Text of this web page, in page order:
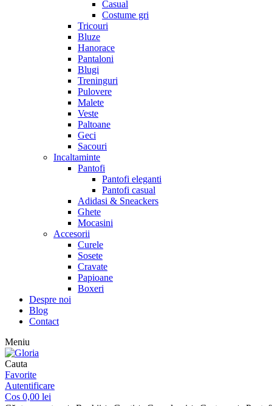
Casual
Costume gri
Tricouri
Bluze
Hanorace
Pantaloni
Blugi
Treninguri
Pulovere
Malete
Veste
Paltoane
Geci
Sacouri
Incaltaminte
Pantofi
Pantofi eleganti
Pantofi casual
Adidasi & Sneackers
Ghete
Mocasini
Accesorii
Curele
Sosete
Cravate
Papioane
Boxeri
Despre noi
Blog
Contact
Meniu
Cauta
Favorite
Autentificare
Cos 0,00 lei